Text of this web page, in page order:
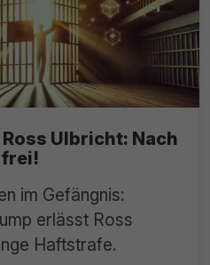
Ulbricht: Nach
frei!
im Gefängnis:
erlässt Ross
Haftstrafe.